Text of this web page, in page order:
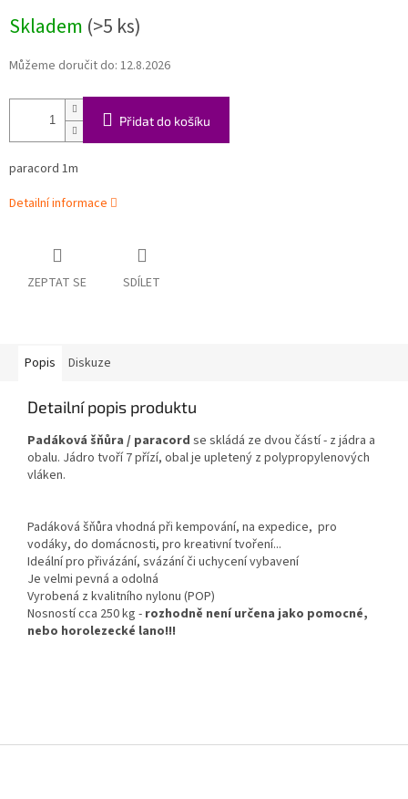
cena:
Skladem (>5 ks)
Můžeme doručit do: 12.8.2026
Přidat do košíku
paracord 1m
Detailní informace
ZEPTAT SE SDÍLET
Popis Diskuze
Detailní popis produktu
Padáková šňůra / paracord se skládá ze dvou částí - z jádra a
obalu. Jádro tvoří 7 přízí, obal je upletený z polypropylenových
vláken.
Padáková šňůra vhodná při kempování, na expedice, pro
vodáky, do domácnosti, pro kreativní tvoření...
Ideální pro přivázání, svázání či uchycení vybavení
Je velmi pevná a odolná
Vyrobená z kvalitního nylonu (POP)
Nosností cca 250 kg - rozhodně není určena jako pomocné,
nebo horolezecké lano!!!